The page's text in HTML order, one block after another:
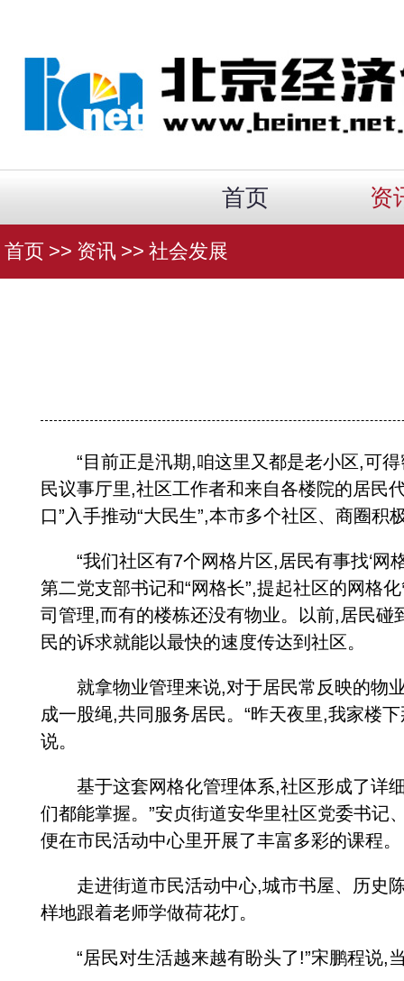
首页 资
首页 >> 资讯 >> 社会发展
“目前正是汛期,咱这里又都是老小区,可得
民议事厅里,社区工作者和来自各楼院的居民
口”入手推动“大民生”,本市多个社区、商圈
“我们社区有7个网格片区,居民有事找‘网
第二党支部书记和“网格长”,提起社区的网格
司管理,而有的楼栋还没有物业。以前,居民碰
民的诉求就能以最快的速度传达到社区。
就拿物业管理来说,对于居民常反映的物业
成一股绳,共同服务居民。“昨天夜里,我家楼
说。
基于这套网格化管理体系,社区形成了详细
们都能掌握。”安贞街道安华里社区党委书
便在市民活动中心里开展了丰富多彩的课程。
走进街道市民活动中心,城市书屋、历史陈
样地跟着老师学做荷花灯。
“居民对生活越来越有盼头了!”宋鹏程说,